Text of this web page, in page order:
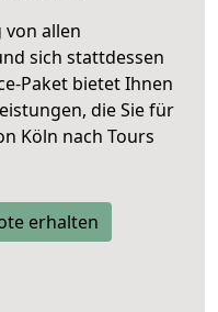
von allen
sich stattdessen
Paket bietet Ihnen
die Sie für
Köln nach Tours
erhalten